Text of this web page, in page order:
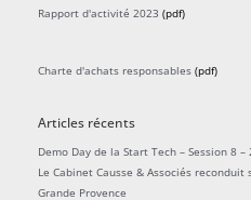
Rapport d'activité 2023 (pdf)
Charte d'achats responsables (pdf)
Articles récents
Demo Day de la Start Tech – Session 8 –
Le Cabinet Causse & Associés
Grande Provence